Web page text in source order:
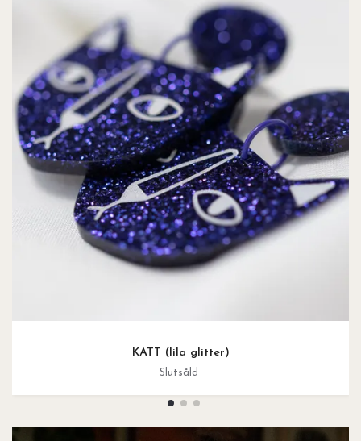
KATT (lila glitter)
Slutsåld